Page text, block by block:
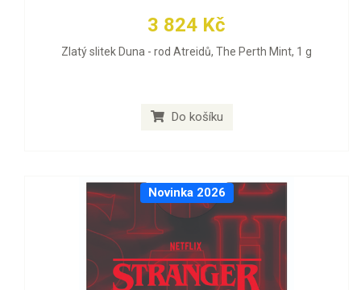
3 824 Kč
Zlatý slitek Duna - rod Atreidů, The Perth Mint, 1 g
Do košíku
Novinka 2026